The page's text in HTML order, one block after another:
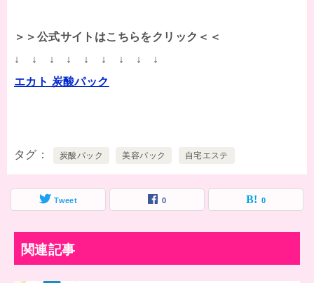
＞＞公式サイトはこちらをクリック＜＜
↓ ↓ ↓ ↓ ↓ ↓ ↓ ↓ ↓
エカト 炭酸パック
タグ 炭酸パック 美容パック 自宅エステ
Tweet 0 0
関連記事